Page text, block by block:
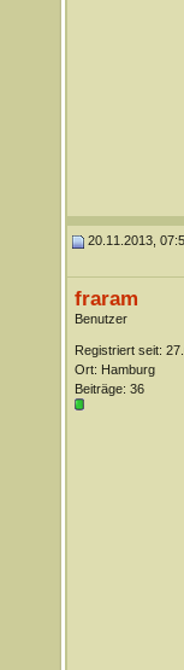
20.11.2013,
fraram
Benutzer
Registriert seit:
Ort: Hamburg
Beiträge: 36